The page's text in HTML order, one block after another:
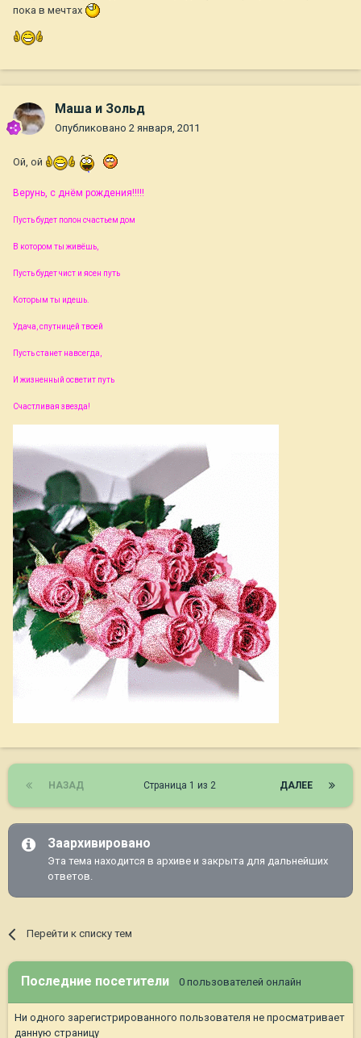
пока в мечтах
Маша и Зольд
Опубликовано 2 января, 2011
Ой, ой
Верунь, с днём рождения!!!!!
Пусть будет полон счастьем дом
В котором ты живёшь,
Пусть будет чист и ясен путь
Которым ты идешь.
Удача, спутницей твоей
Пусть станет навсегда,
И жизненный осветит путь
Счастливая звезда!
НАЗАД ДАЛЕЕ
Страница 1 из 2
Заархивировано
Эта тема находится в архиве и закрыта для дальнейших
ответов.
Перейти к списку тем
Последние посетители 0 пользователей онлайн
Ни одного зарегистрированного пользователя не просматривает
данную страницу